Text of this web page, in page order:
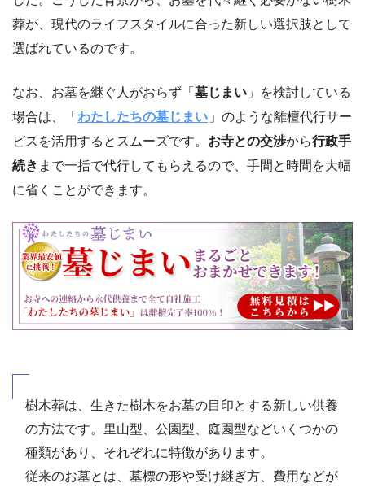
葬が、現代のライフスタイルに合った新しい選択肢として
選ばれているのです。
なお、お墓を継ぐ人がおらず「 墓じまい 」を検討している
場合は、「 わたしたちの墓じまい 」のような離檀代行サー
ビスを活用するとスムーズです。 お寺との交渉から行政手
続き まで一括で代行してもらえるので、手間と時間を大幅
に省くことができます。
樹木葬は、生きた樹木をお墓の目印とする新しい供養
の方法です。里山型、公園型、庭園型などいくつかの
種類があり、それぞれに特徴があります。
従来のお墓とは、墓標の形や受け継ぎ方、費用などが